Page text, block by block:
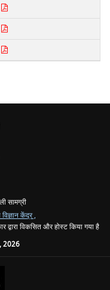
सामग्री
केंद्र ,
द्वारा विकसित और होस्ट किया गया है
2026